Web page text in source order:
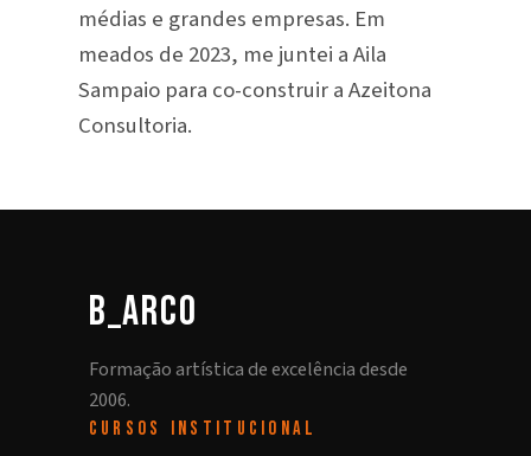
médias e grandes empresas. Em
meados de 2023, me juntei a Aila
Sampaio para co-construir a Azeitona
Consultoria.
b_arco
Formação artística de excelência desde
2006.
CURSOS INSTITUCIONAL